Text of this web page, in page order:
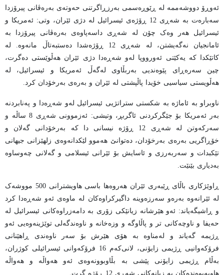
ئەوڕۆ دووشەممە لە ڕێوڕەسمی بەرزڕاگرتنی حەوتەی بەرەڤانی پیرۆزدا
سەبارەت بە شەڕی 12 ڕۆژەی ئیسرائیل لە دژی ئێران، وتی: ئەمریکا و
ئیسرائیل هەر وەک چۆن لە شەڕی داسەپاوەی بەرەڤانی پیرۆزدا بە
ئامانجیان نەگەیشتن، لە شەڕی 12 ڕۆژەشدا دەستبەتاڵ مانەوە. لە
کاتێکدا کە یەکێتی ئەورووپا لەو شەڕەدا دژی ئێران هەڵوێستی دەگرت،
چین سەرەڕای پێوەندیی بەربڵاوی لەگەڵ ئەمریکا و ئیسرائیل، لە
هەڵویستی سیاسیی خۆیدا پاڵپشتی لە ئێران و بەرەی بەرخۆدان کرد.
ناوبراو بە ئاماژە بە شکستی ستراتژیی ئیسرائیل لەو شەڕەدا و پەنابردنە
بەر ئەمریکا بۆ جێگرکردنی ئاگربڕ، وتیشی: ئەزموونی شەڕی 8 ساڵە و
سەرکەوتن لە شەڕی 12 ڕۆژە نیسانی دا کە بەرخۆدانی گەلان و
خۆڕاگریی بەرەی بەرخۆدان، دەتوانێ هەموو لێکدانەوەی زلهێزانی جیهانی
تێکبدات و سەربەرزی و ئاسایش بۆ ئێرانی ئیسلامی و گەلانی چەوساوە
بەدیاری بێنێت.
ڕاوێژکاری باڵای ڕێبەری ئێران هەروەها باسی هاویشترانی 500 مووشەک
لە ئێرانەوە بەرەو سەرزەوینە داگیرکراوەکان لە ماوەی ئەو شەڕەدا کرد
و ڕاشیگەیاند: ئەو هێرشانە زیانێکی زۆری بە دامەزراوەکانی ئیسرائیل لە
حەیفا و ناوچەکانی تر و پاڵاوگە و وزەخانە و ناوەندگەلی توێژینەوەیی ئەو
ڕژیمە گەیاند و لەمناوە بە هۆی هێرش بۆ سەر ناوەندی ڕاهێنانی
فرۆکەوانیی ڕژیمی زایۆنی، لانی‌کەم 16 فرۆکەوانی ئیسرائیلی کوژران،
بەڵام ڕژیمی زایۆنی پێشی بە بڵاوبوونەوەی ئەو هەواڵە و هەواڵە
هاوپەیوەندەکان بە زیانەکانی شەڕی 12 ڕۆژە گرت.